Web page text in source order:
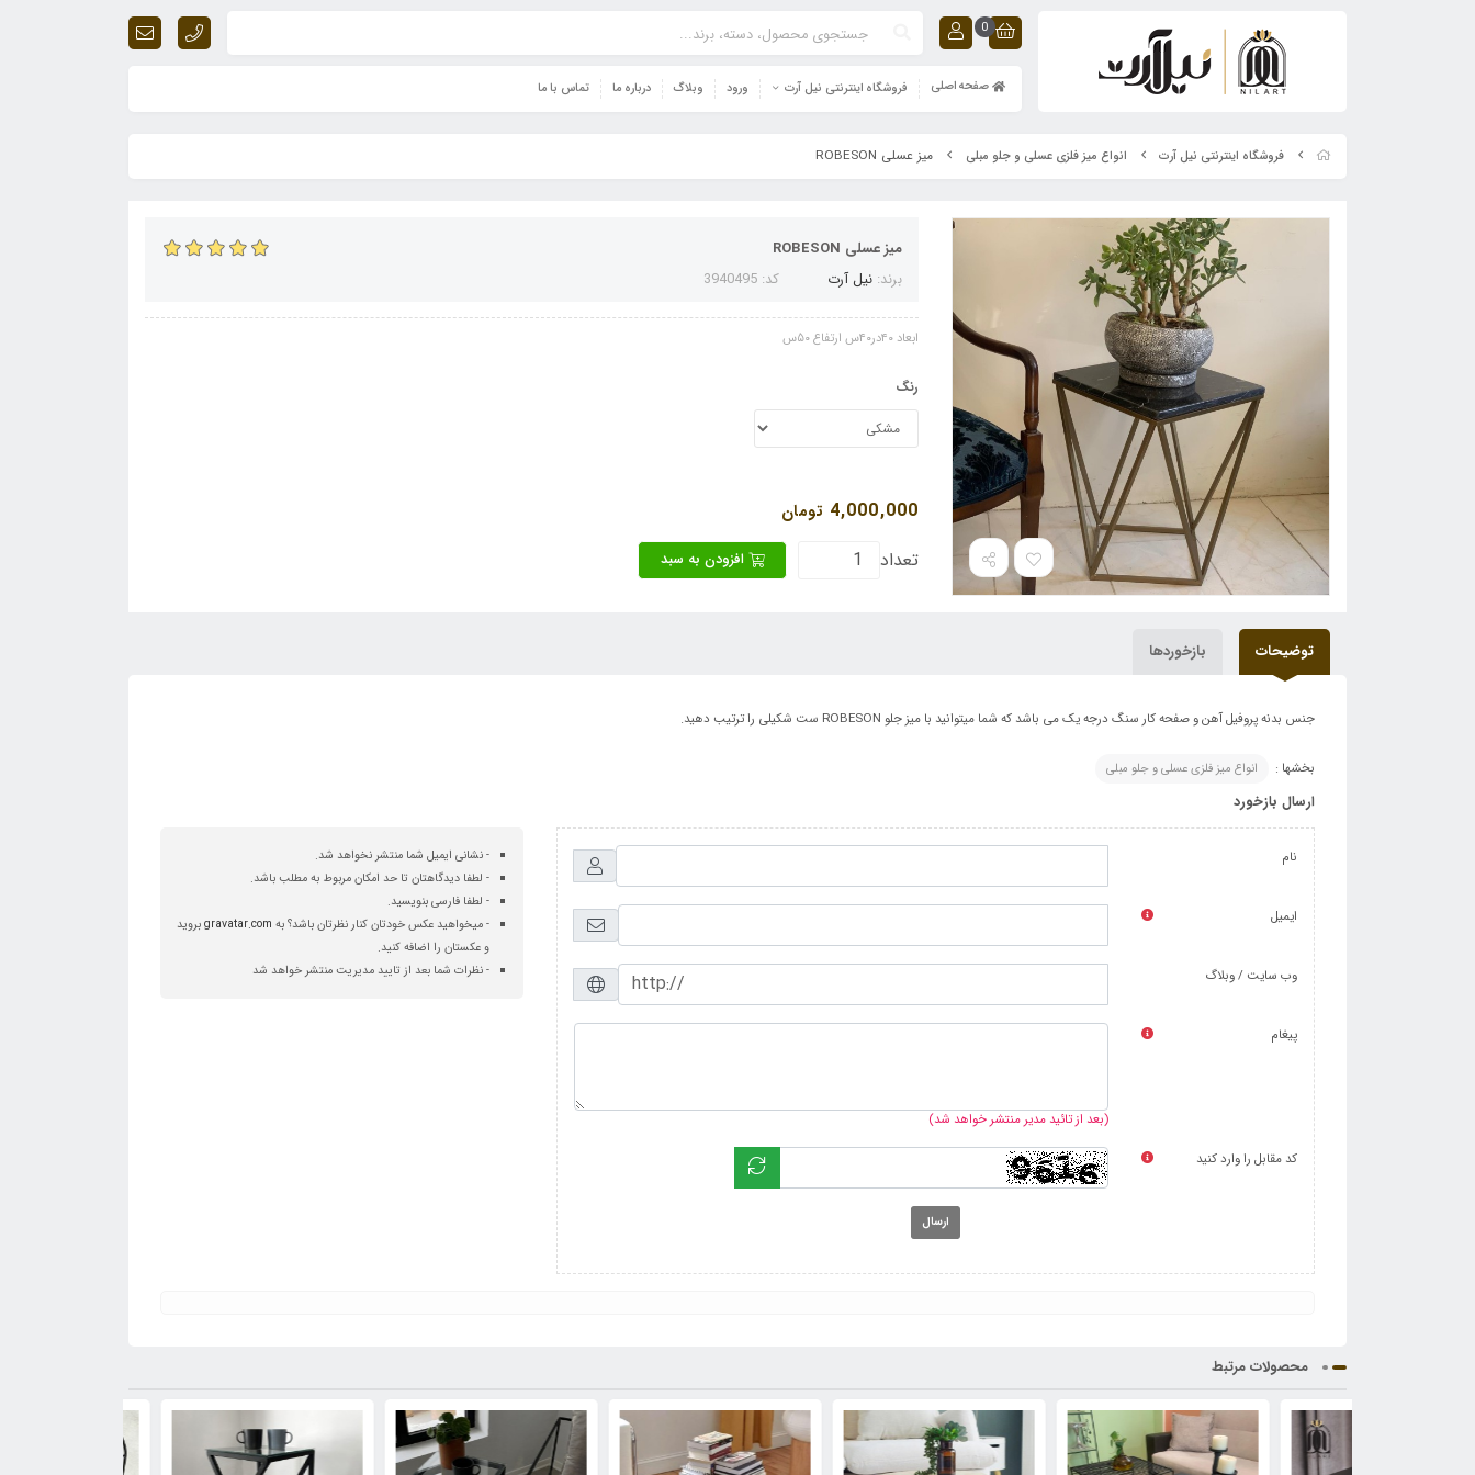
0
صفحه اصلی فروشگاه اینترنتی نیل آرت ورود وبلاگ درباره ما تماس با ما
فروشگاه اینترنتی نیل آرت انواع میز فلزی عسلی و جلو مبلی میز عسلی ROBESON
میز عسلی ROBESON
برند: نیل آرت کد: 3940495
ابعاد ۴۰در۴۰س ارتفاع ۵۰س
رنگ
4,000,000 تومان
تعداد افزودن به سبد
توضیحات بازخوردها
جنس بدنه پروفیل آهن و صفحه کار سنگ درجه یک می باشد که شما میتوانید با میز جلو ROBESON ست شکیلی را ترتیب دهید.
بخشها : انواع میز فلزی عسلی و جلو مبلی
ارسال بازخورد
نام
ایمیل
وب سایت / وبلاگ
پیغام
(بعد از تائید مدیر منتشر خواهد شد)
کد مقابل را وارد کنید
ارسال
- نشانی ایمیل شما منتشر نخواهد شد.
- لطفا دیدگاهتان تا حد امکان مربوط به مطلب باشد.
- لطفا فارسی بنویسید.
- میخواهید عکس خودتان کنار نظرتان باشد؟ به gravatar.comبروید
و عکستان را اضافه کنید.
- نظرات شما بعد از تایید مدیریت منتشر خواهد شد
محصولات مرتبط